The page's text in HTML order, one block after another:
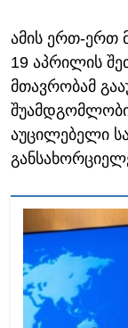
ამის ერთ-ერთ
19 აპრილის
მთავრობამ
აუცილებელი